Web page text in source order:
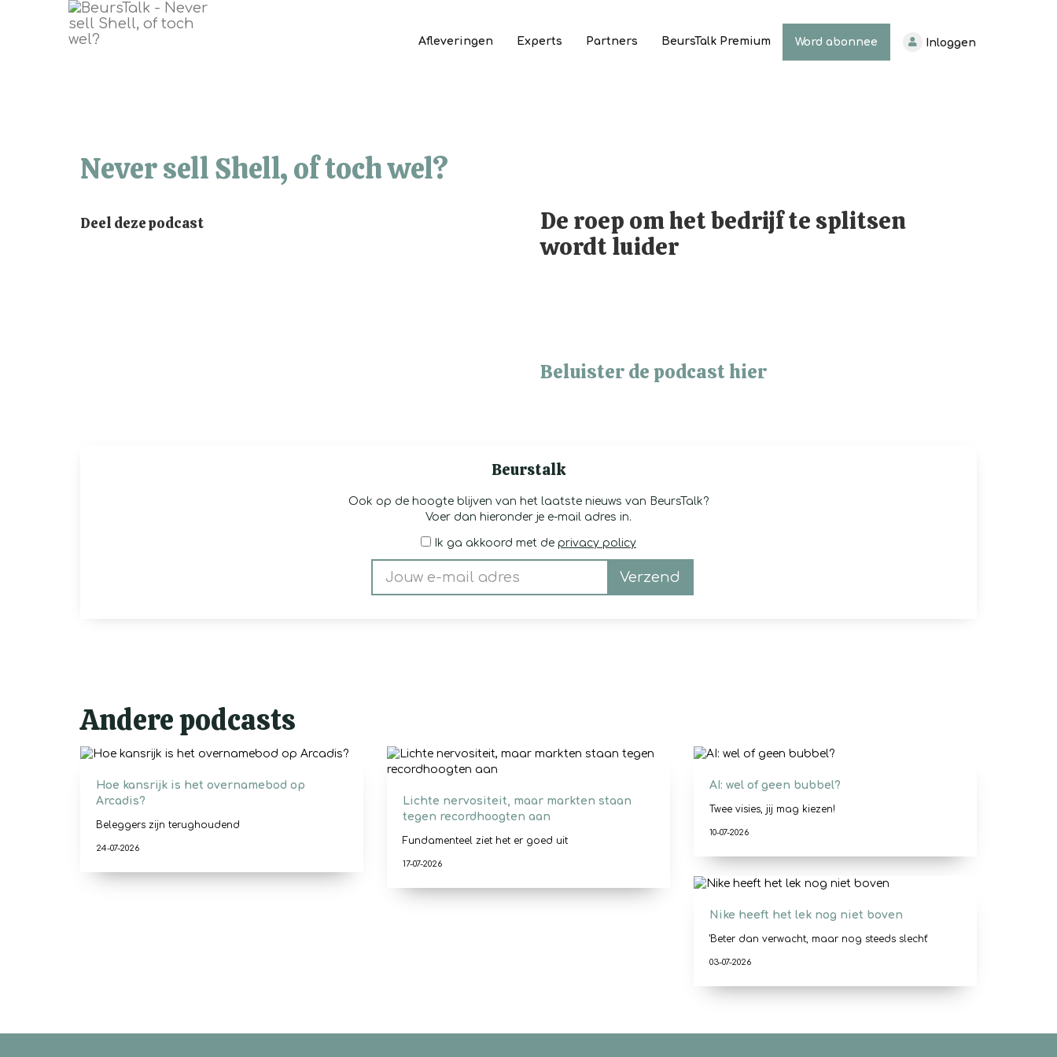
Afleveringen Experts Partners BeursTalk Premium Word abonnee Inloggen
Never sell Shell, of toch wel?
Deel deze podcast
De roep om het bedrijf te splitsen
wordt luider
Beluister de podcast hier
Beurstalk
Ook op de hoogte blijven van het laatste nieuws van BeursTalk?
Voer dan hieronder je e-mail adres in.
Ik ga akkoord met de privacy policy
Verzend
Andere podcasts
Hoe kansrijk is het overnamebod op
Arcadis?
Beleggers zijn terughoudend
24-07-2026
Lichte nervositeit, maar markten staan
tegen recordhoogten aan
Fundamenteel ziet het er goed uit
17-07-2026
AI: wel of geen bubbel?
Twee visies, jij mag kiezen!
10-07-2026
Nike heeft het lek nog niet boven
'Beter dan verwacht, maar nog steeds slecht'
03-07-2026